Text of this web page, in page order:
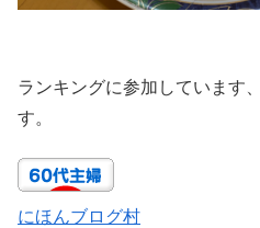
ランキングに参加しています
す。
にほんブログ村